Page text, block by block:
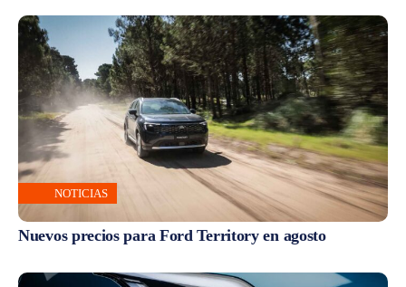
NOTICIAS
Nuevos precios para Ford Territory en agosto